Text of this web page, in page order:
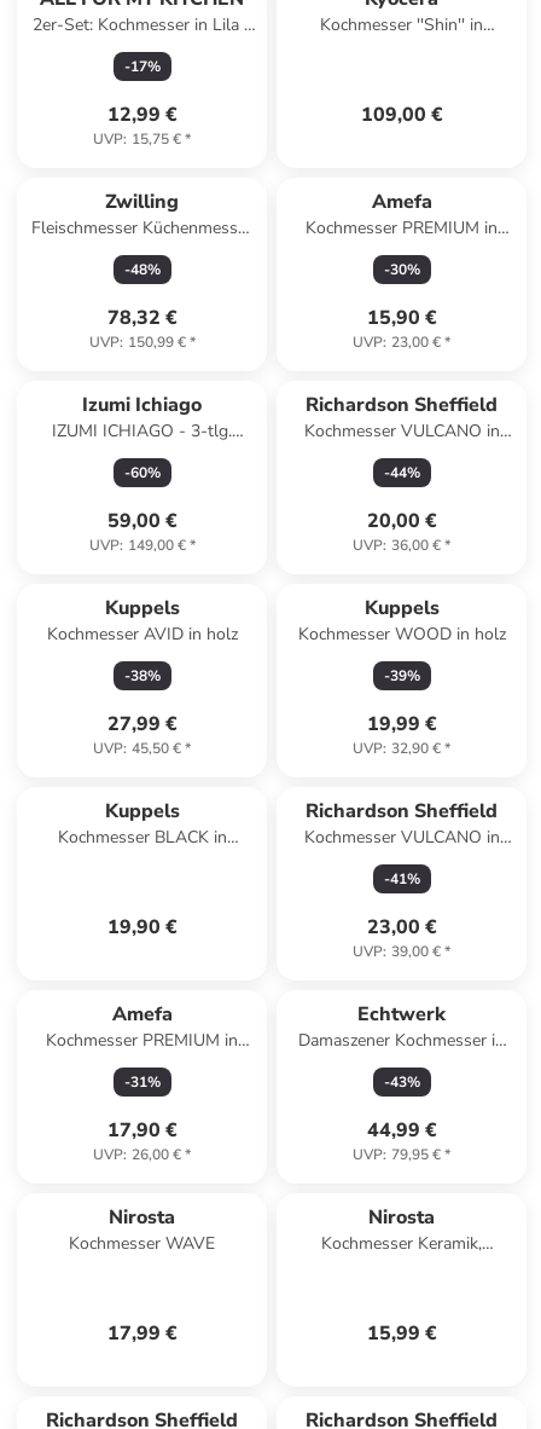
2er-Set: Kochmesser in Lila -
(L)30 cm
-17%
12,99 €
UVP: 15,75 €*
Kochmesser ''Shin'' in
109,00 €
Zwilling
Fleischmesser Küchenmesser
Kochmesser Messer in Silber
-48%
78,32 €
UVP: 150,99 €*
Amefa
Kochmesser PREMIUM in
schwarz
-30%
15,90 €
UVP: 23,00 €*
Izumi Ichiago
IZUMI ICHIAGO - 3-tlg.
Kochmesser Set aus Japanese
High Carbon Stainless Steel
-60%
59,00 €
UVP: 149,00 €*
Richardson Sheffield
Kochmesser VULCANO in
schwarz
-44%
20,00 €
UVP: 36,00 €*
Kuppels
Kochmesser AVID in holz
-38%
27,99 €
UVP: 45,50 €*
Kuppels
Kochmesser WOOD in holz
-39%
19,99 €
UVP: 32,90 €*
Kuppels
Kochmesser BLACK in
19,90 €
Richardson Sheffield
Kochmesser VULCANO in
schwarz
-41%
23,00 €
UVP: 39,00 €*
Amefa
Kochmesser PREMIUM in
schwarz
-31%
17,90 €
UVP: 26,00 €*
Echtwerk
Damaszener Kochmesser in
Schwarz
-43%
44,99 €
UVP: 79,95 €*
Nirosta
Kochmesser WAVE
17,99 €
Nirosta
Kochmesser Keramik,
15,99 €
Richardson Sheffield Richardson Sheffield